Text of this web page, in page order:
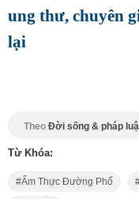
ung thư, chuyên
lại
Theo Đời sống & pháp
Từ Khóa:
Ẩm Thực Đường Phố